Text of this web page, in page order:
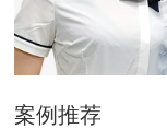
案例推荐